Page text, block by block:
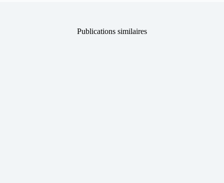
Publications similaires